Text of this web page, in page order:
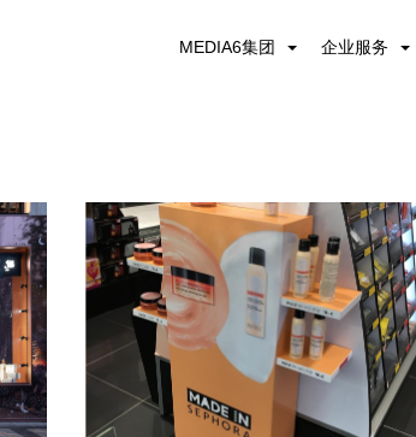
MEDIA6集团 企业服务